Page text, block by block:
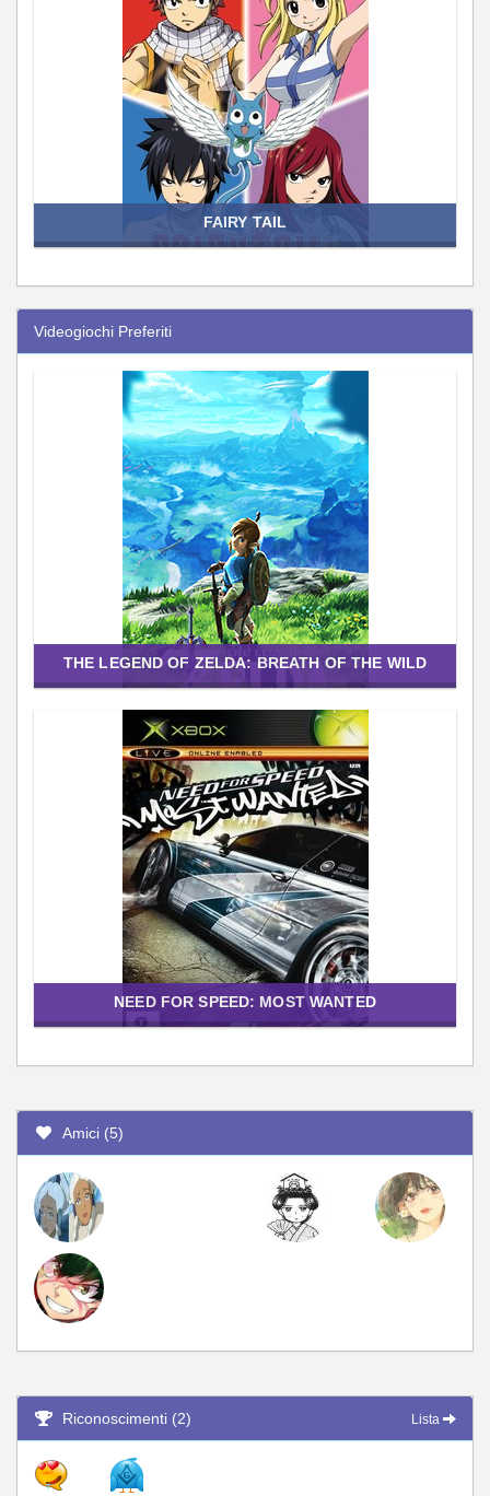
FAIRY TAIL
Videogiochi Preferiti
THE LEGEND OF ZELDA: BREATH OF THE WILD
NEED FOR SPEED: MOST WANTED
Amici (5)
Riconoscimenti (2) Lista